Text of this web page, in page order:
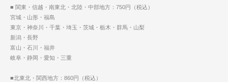
■ 関東・信越・南東北・北陸・中部地方：750円（税込）
宮城・山形・福島
東京・神奈川・千葉・埼玉・茨城・栃木・群馬・山梨
新潟・長野
富山・石川・福井
岐阜・静岡・愛知・三重
■北東北・関西地方：860円（税込）